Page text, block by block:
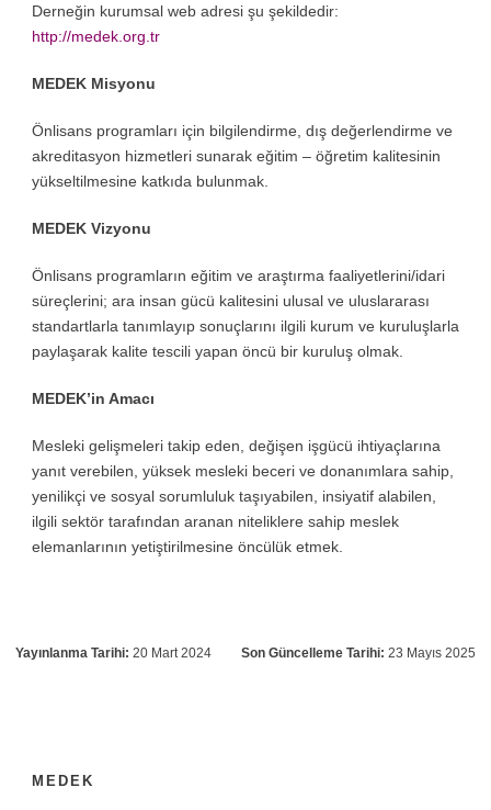
Derneğin kurumsal web adresi şu şekildedir:
http://medek.org.tr
MEDEK Misyonu
Önlisans programları için bilgilendirme, dış değerlendirme ve
akreditasyon hizmetleri sunarak eğitim – öğretim kalitesinin
yükseltilmesine katkıda bulunmak.
MEDEK Vizyonu
Önlisans programların eğitim ve araştırma faaliyetlerini/idari
süreçlerini; ara insan gücü kalitesini ulusal ve uluslararası
standartlarla tanımlayıp sonuçlarını ilgili kurum ve kuruluşlarla
paylaşarak kalite tescili yapan öncü bir kuruluş olmak.
MEDEK’in Amacı
Mesleki gelişmeleri takip eden, değişen işgücü ihtiyaçlarına
yanıt verebilen, yüksek mesleki beceri ve donanımlara sahip,
yenilikçi ve sosyal sorumluluk taşıyabilen, insiyatif alabilen,
ilgili sektör tarafından aranan niteliklere sahip meslek
elemanlarının yetiştirilmesine öncülük etmek.
Yayınlanma Tarihi: 20 Mart 2024 Son Güncelleme Tarihi: 23 Mayıs 2025
MEDEK